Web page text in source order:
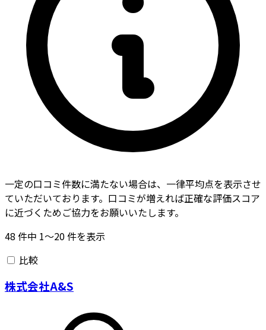
一定の口コミ件数に満たない場合は、一律平均点を表示させ
ていただいております。口コミが増えれば正確な評価スコア
に近づくためご協力をお願いいたします。
48 件中 1〜20件を表示
比較
株式会社A&S